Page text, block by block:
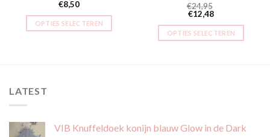
€8,50
OPTIES SELECTEREN
kan
€24,95
€12,48
OPTIES SELECTEREN
LATEST
VIB Knuffeldoek konijn blauw Glow in de Dark